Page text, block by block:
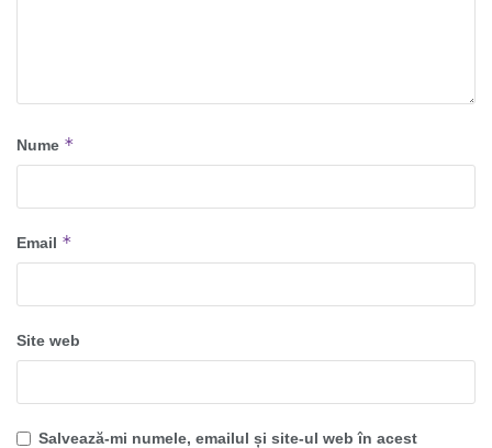
Nume *
Email *
Site web
Salvează-mi numele, emailul și site-ul web în acest